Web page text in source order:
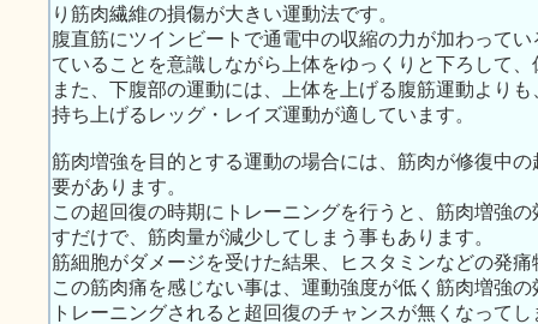
り筋肉繊維の損傷が大きい運動法です。
腹直筋にツインビートで通電中の収縮の力が加わって
ていることを意識しながら上体をゆっくりと下ろして
また、下腹部の運動には、上体を上げる腹筋運動より
持ち上げるレッグ・レイズ運動が適しています。
筋肉増強を目的とする運動の場合には、筋肉が修復中
要があります。
この超回復の時期にトレーニングを行うと、筋肉増強
すだけで、筋肉量が減少してしまう事もあります。
筋細胞がダメージを受けた結果、ヒスタミンなどの発
この筋肉痛を感じない事は、運動強度が低く筋肉増強
トレーニングされると超回復のチャンスが無くなって